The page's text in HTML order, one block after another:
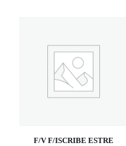
F/V F/ISCRIBE ESTRE